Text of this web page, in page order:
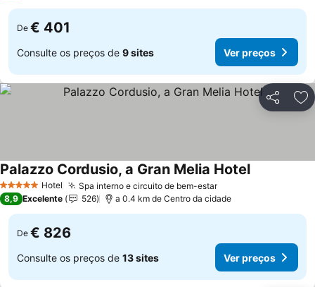
De € 401
Consulte os preços de 9 sites Ver preços
Partilhar
5 Estrelas Hotel Spa interno e circuito de bem-estarVer preços
Palazzo Cordusio, a Gran Melia HotelVer preços
8,9 Excelente 526 a 0.4 km de Centro da cidade
De € 826
Consulte os preços de 13 sites Ver preços